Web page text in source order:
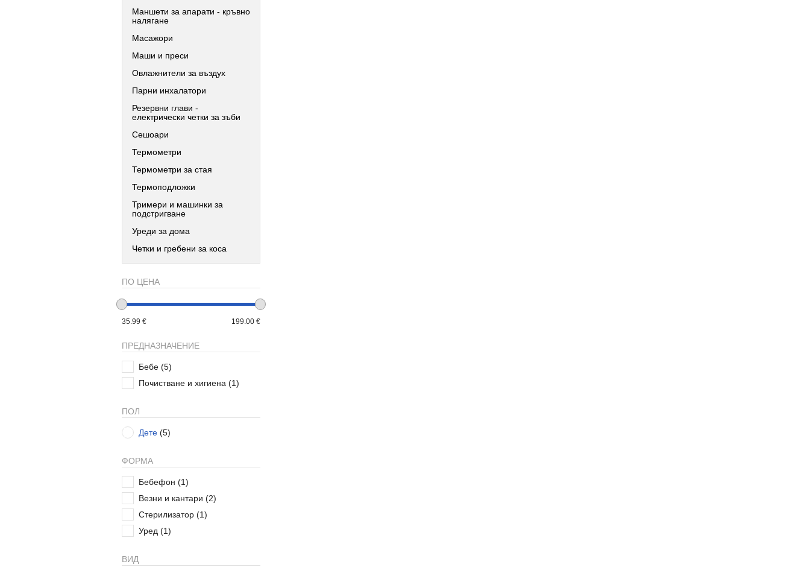
Маншети за апарати - кръвно
налягане
Масажори
Маши и преси
Овлажнители за въздух
Парни инхалатори
Резервни глави -
електрически четки за зъби
Сешоари
Термометри
Термометри за стая
Термоподложки
Тримери и машинки за
подстригване
Уреди за дома
Четки и гребени за коса
ПО ЦЕНА
35.99 € 199.00 €
ПРЕДНАЗНАЧЕНИЕ
Бебе (5)
Почистване и хигиена (1)
ПОЛ
Дете (5)
ФОРМА
Бебефон (1)
Везни и кантари (2)
Стерилизатор (1)
Уред (1)
ВИД